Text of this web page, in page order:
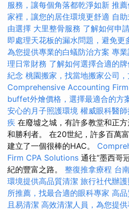
服務，讓每個角落都乾淨如新 推
家裡，讓您的居住環境更舒適 自
由選擇 大里整骨服務 了解如何申
即處理天花板的漏水問題，避免更
為您提供專業的白蟻防治方案 專
理日常財務 了解如何選擇合適的
紀念 桃園搬家，找當地搬家公司
Comprehensive Accounting
buffet外燴價格，選擇最適合的方
安心的月子照護環境 權威眼科醫
疾 在廢墟之城，有許多教堂和正
和勝利者。 在20世紀，許多百萬
建立了一個很棒的HAC。
Firm CPA Solutions 通往“墨西哥
紀的豐富之路。 整復推拿療程 台
環境提供高品質清潔 旅行社代辦
所推薦，找最合適的眼科專家 高
且易清潔 高效清潔人員，為您提